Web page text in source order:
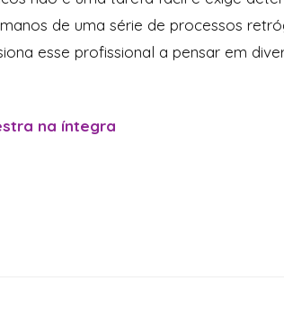
de uma série de processos
esse profissional a pensar em
na íntegra